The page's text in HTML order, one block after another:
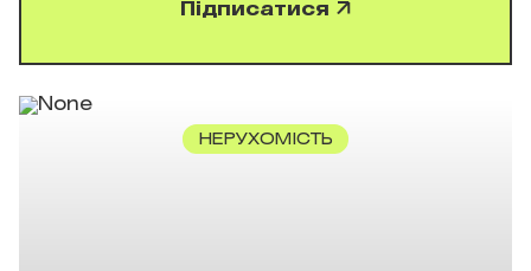
НЕРУХОМІСТЬ
Підписатися